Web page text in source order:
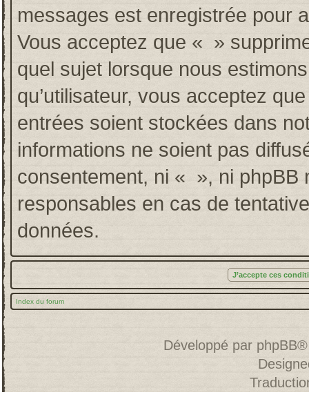
messages est enregistrée pour
Vous acceptez que « »
quel sujet lorsque nous
qu’utilisateur, vous acceptez
entrées soient stockées dans
informations ne soient pas
consentement, ni « », ni phpBB
responsables en cas de
données.
Index du forum
Développé par phpBB®